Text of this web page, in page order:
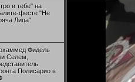
в тебе" на
фесте "Не
Лица"
Фидель
Селем,
Полисарио в